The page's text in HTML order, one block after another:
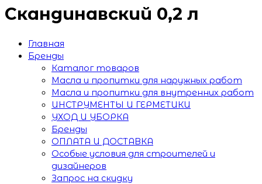
Скандинавский 0,2 л
Главная
Бренды
Каталог товаров
Масла и пропитки для наружных работ
Масла и пропитки для внутренних работ
ИНСТРУМЕНТЫ И ГЕРМЕТИКИ
УХОД И УБОРКА
Бренды
ОПЛАТА И ДОСТАВКА
Особые условия для строителей и
дизайнеров
Запрос на скидку